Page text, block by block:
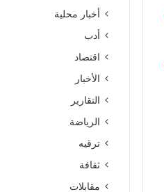
أخبار محلية
أدب
اقتصاد
الأخبار
التقارير
الرياضة
ترقيه
ثقافة
مقابلات